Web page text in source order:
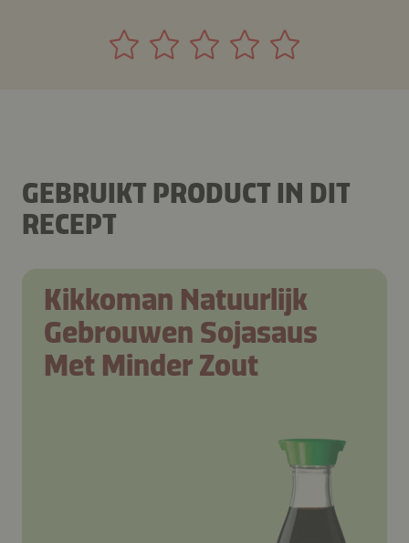
GEBRUIKT PRODUCT IN DIT
RECEPT
Kikkoman Natuurlijk
Gebrouwen Sojasaus
Met Minder Zout